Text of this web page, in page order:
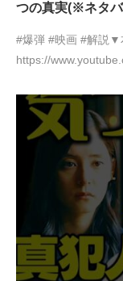
つの真実(※ネタ
#爆弾 #映画 #解説▼
https://